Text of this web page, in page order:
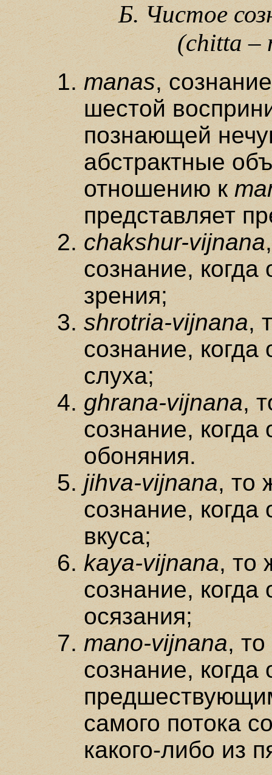
Б. Чистое
(chitta –
manas,
шестой
познающей
абстрактные
отношению к
представляет
chakshur-vijnana
сознание, когда
зрения;
shrotria-vijnana,
сознание, когда
слуха;
ghrana-vijnana,
сознание, когда
обоняния.
jihva-vijnana, то
сознание, когда
вкуса;
kaya-vijnana, то
сознание, когда
осязания;
mano-vijnana,
сознание, когда
самого потока
какого-либо из